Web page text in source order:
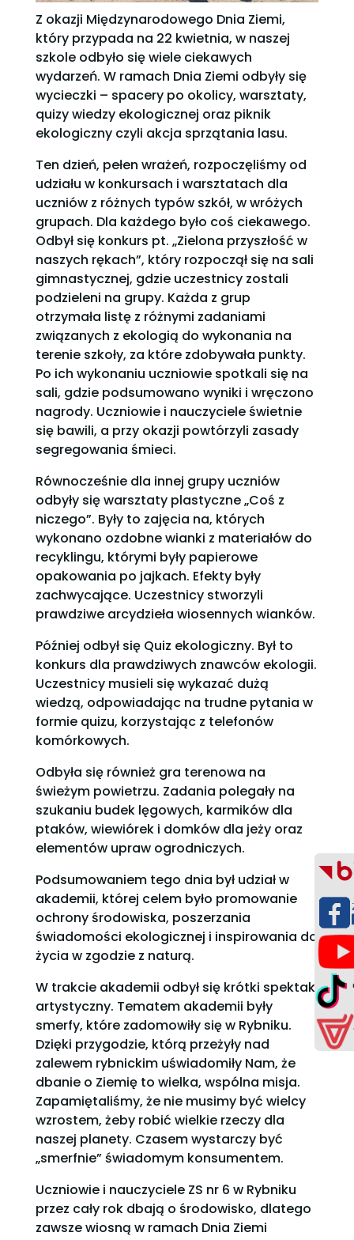
Z okazji Międzynarodowego Dnia Ziemi,
który przypada na 22 kwietnia, w naszej
szkole odbyło się wiele ciekawych
wydarzeń. W ramach Dnia Ziemi odbyły się
wycieczki – spacery po okolicy, warsztaty,
quizy wiedzy ekologicznej oraz piknik
ekologiczny czyli akcja sprzątania lasu.
Ten dzień, pełen wrażeń, rozpoczęliśmy od
udziału w konkursach i warsztatach dla
uczniów z różnych typów szkół, w wróżych
grupach. Dla każdego było coś ciekawego.
Odbył się konkurs pt. „Zielona przyszłość w
naszych rękach”, który rozpoczął się na sali
gimnastycznej, gdzie uczestnicy zostali
podzieleni na grupy. Każda z grup
otrzymała listę z różnymi zadaniami
związanych z ekologią do wykonania na
terenie szkoły, za które zdobywała punkty.
Po ich wykonaniu uczniowie spotkali się na
sali, gdzie podsumowano wyniki i wręczono
nagrody. Uczniowie i nauczyciele świetnie
się bawili, a przy okazji powtórzyli zasady
segregowania śmieci.
Równocześnie dla innej grupy uczniów
odbyły się warsztaty plastyczne „Coś z
niczego”. Były to zajęcia na, których
wykonano ozdobne wianki z materiałów do
recyklingu, którymi były papierowe
opakowania po jajkach. Efekty były
zachwycające. Uczestnicy stworzyli
prawdziwe arcydzieła wiosennych wianków.
Później odbył się Quiz ekologiczny. Był to
konkurs dla prawdziwych znawców ekologii.
Uczestnicy musieli się wykazać dużą
wiedzą, odpowiadając na trudne pytania w
formie quizu, korzystając z telefonów
komórkowych.
Odbyła się również gra terenowa na
świeżym powietrzu. Zadania polegały na
szukaniu budek lęgowych, karmików dla
ptaków, wiewiórek i domków dla jeży oraz
elementów upraw ogrodniczych.
Podsumowaniem tego dnia był udział w
akademii, której celem było promowanie
ochrony środowiska, poszerzania
świadomości ekologicznej i inspirowania do
życia w zgodzie z naturą.
W trakcie akademii odbył się krótki spektakl
artystyczny. Tematem akademii były
smerfy, które zadomowiły się w Rybniku.
Dzięki przygodzie, którą przeżyły nad
zalewem rybnickim uświadomiły Nam, że
dbanie o Ziemię to wielka, wspólna misja.
Zapamiętaliśmy, że nie musimy być wielcy
wzrostem, żeby robić wielkie rzeczy dla
naszej planety. Czasem wystarczy być
„smerfnie” świadomym konsumentem.
Uczniowie i nauczyciele ZS nr 6 w Rybniku
przez cały rok dbają o środowisko, dlatego
zawsze wiosną w ramach Dnia Ziemi